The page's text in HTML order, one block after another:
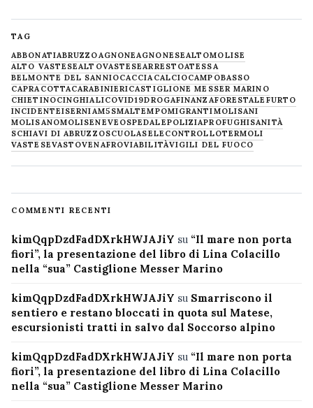
TAG
ABBONATIABRUZZOAGNONEAGNONESEALTOMOLISE
ALTO VASTESEALTOVASTESEARRESTOATESSA
BELMONTE DEL SANNIOCACCIACALCIOCAMPOBASSO
CAPRACOTTACARABINIERICASTIGLIONE MESSER MARINO
CHIETINOCINGHIALICOVID19DROGAFINANZAFORESTALE FURTO
INCIDENTEISERNIAM5SMALTEMPOMIGRANTIMOLISANI
MOLISANOMOLISENEVE OSPEDALEPOLIZIAPROFUGHISANITÀ
SCHIAVI DI ABRUZZOSCUOLASELECONTROLLOTERMOLI
VASTESEVASTOVENAFROVIABILITÀVIGILI DEL FUOCO
COMMENTI RECENTI
kimQqpDzdFadDXrkHWJAJiY su “Il mare non porta
fiori”, la presentazione del libro di Lina Colacillo
nella “sua” Castiglione Messer Marino
kimQqpDzdFadDXrkHWJAJiY su Smarriscono il
sentiero e restano bloccati in quota sul Matese,
escursionisti tratti in salvo dal Soccorso alpino
kimQqpDzdFadDXrkHWJAJiY su “Il mare non porta
fiori”, la presentazione del libro di Lina Colacillo
nella “sua” Castiglione Messer Marino